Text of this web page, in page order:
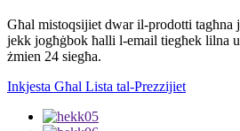
Għal mistoqsijiet dwar il-prodotti tagħna
jekk jogħġbok ħalli l-email tiegħek lilna
żmien 24 siegħa.
Inkjesta Għal Lista tal-Prezzijiet